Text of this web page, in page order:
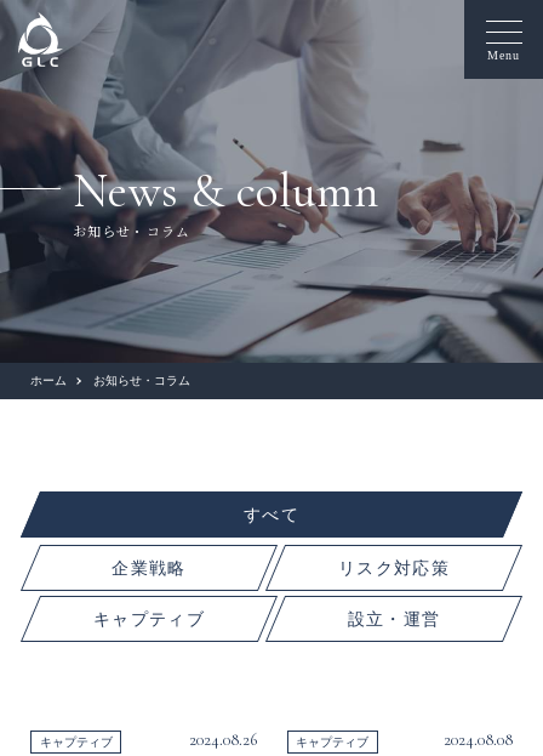
Menu
News & column
お知らせ・コラム
ホーム お知らせ・コラム
すべて
企業戦略 リスク対応策
キャプティブ 設立・運営
キャプティブ 2024.08.26 キャプティブ 2024.08.08